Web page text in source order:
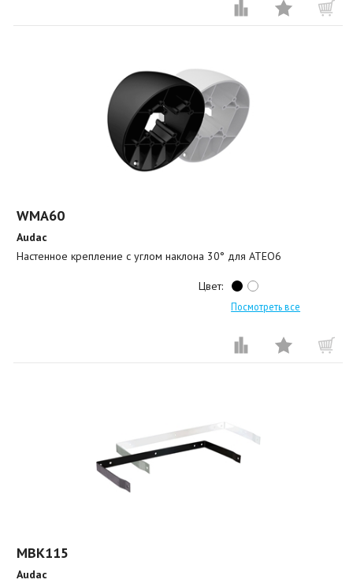
WMA60
Audac
Настенное крепление с углом наклона 30° для ATEO6
Цвет:
Посмотреть все
MBK115
Audac